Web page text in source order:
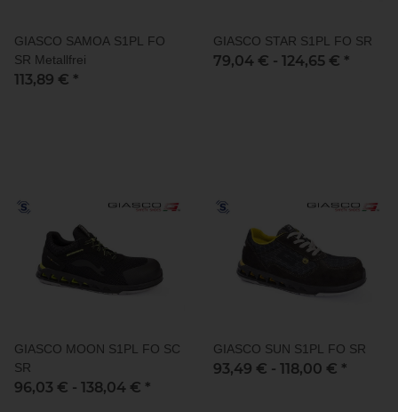
GIASCO SAMOA S1PL FO
SR Metallfrei
113,89 € *
GIASCO STAR S1PL FO SR
79,04 € - 124,65 € *
GIASCO MOON S1PL FO SC
SR
96,03 € - 138,04 € *
GIASCO SUN S1PL FO SR
93,49 € - 118,00 € *